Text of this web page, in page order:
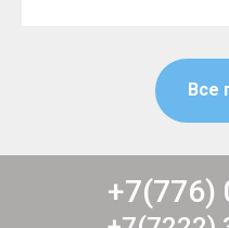
Все
+7(776)